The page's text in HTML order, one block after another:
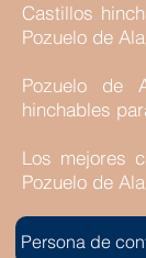
Castillos
Pozuelo de
Pozuelo de
hinchables
Los mejores
Pozuelo de